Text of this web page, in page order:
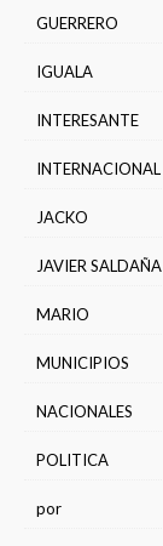
GUERRERO
IGUALA
INTERESANTE
INTERNACIONAL
JACKO
JAVIER SALDAÑA
MARIO
MUNICIPIOS
NACIONALES
POLITICA
por